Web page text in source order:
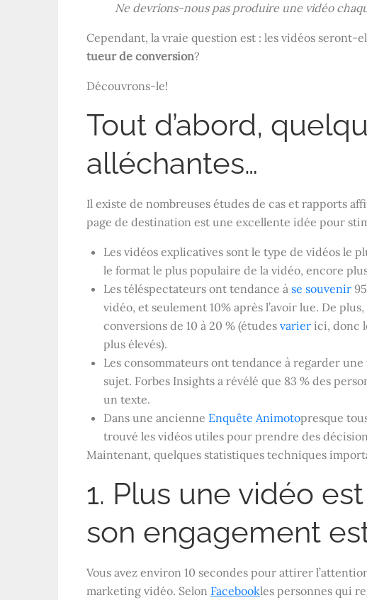
Ne devrions-nous pas produire une vidéo
Cependant, la vraie question est : les vidéos seront-
tueur de conversion?
Découvrons-le!
Tout d’abord,
alléchantes…
Il existe de nombreuses études de cas et rapports
page de destination est une excellente idée pour
Les vidéos explicatives sont le type de vidéos le
le format le plus populaire de la vidéo, encore
Les téléspectateurs ont tendance à se souvenir
vidéo, et seulement 10% après l’avoir lue. De
conversions de 10 à 20 % (études varier ici, donc
plus élevés).
Les consommateurs ont tendance à regarder
sujet. Forbes Insights a révélé que 83 % des
un texte.
Dans une ancienne Enquête Animotopresque
trouvé les vidéos utiles pour prendre des
Maintenant, quelques statistiques techniques
1. Plus une vidéo
son engagement
Vous avez environ 10 secondes pour attirer
marketing vidéo. Selon Facebookles personnes qui